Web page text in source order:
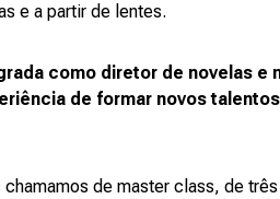
e a partir de lentes.
como diretor de novelas e
de formar novos
de master class, de